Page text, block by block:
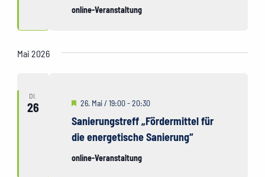
online-Veranstaltung
Mai 2026
DI.
26
Sanierungstreff „Fördermittel für
die energetische Sanierung“
Hervorgehoben
26. Mai / 19:00-20:30
online-Veranstaltung